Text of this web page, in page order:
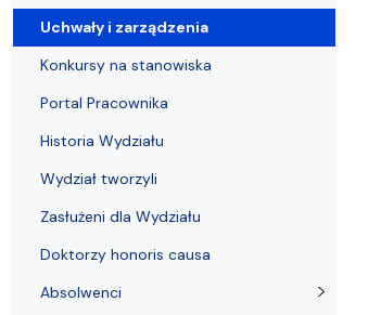
Uchwały i zarządzenia
Konkursy na stanowiska
Portal Pracownika
Historia Wydziału
Wydział tworzyli
Zasłużeni dla Wydziału
Doktorzy honoris causa
Absolwenci